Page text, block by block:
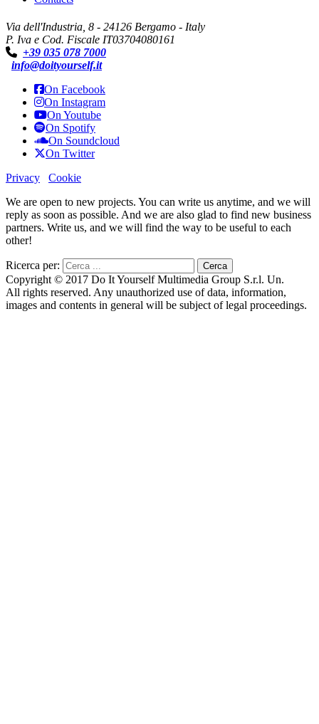
Via dell'Industria, 8 - 24126 Bergamo - Italy
P. Iva e Cod. Fiscale IT03704080161
+39 035 078 7000
info@doityourself.it
On Facebook
On Instagram
On Youtube
On Spotify
On Soundcloud
On Twitter
Privacy
Cookie
We are open to new projects. You can write us anytime, and we will
reply as soon as possible. And we are also glad to find new business
partners. Write us, and we will find the way to be useful to each
other!
Ricerca per:
Copyright © 2017 Do It Yourself Multimedia Group S.r.l. Un.
All rights reserved. Any unauthorized use of data, information,
images and contents in general will be subject of legal proceedings.